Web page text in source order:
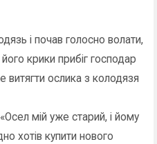
і почав голосно волати,
крики прибіг господар
витягти ослика з колодязя
мій уже старий, і йому
хотів купити нового